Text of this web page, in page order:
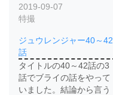
2019-09-07
特撮
ジュウレンジャー40～42
話
タイトルの40～42話の3
話でブライの話をやって
いました。結論から言う